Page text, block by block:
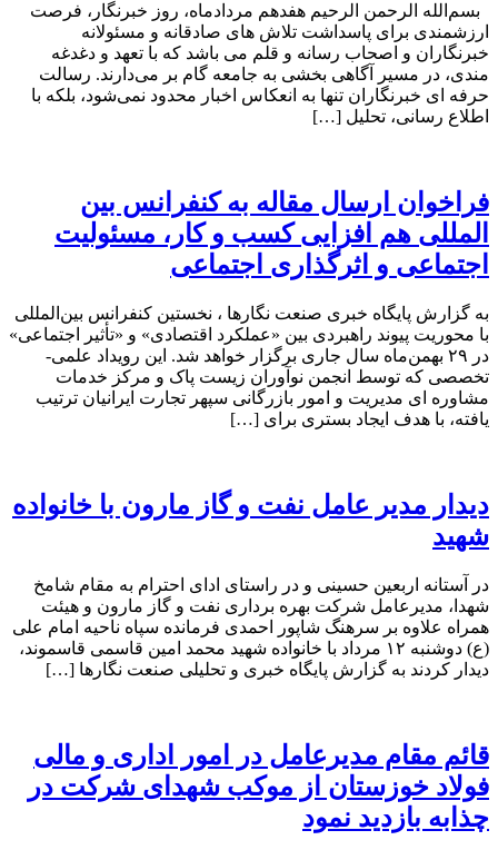
بسم‌الله الرحمن الرحیم هفدهم مردادماه، روز خبرنگار، فرصت
ارزشمندی برای پاسداشت تلاش‌ های صادقانه و مسئولانه
خبرنگاران و اصحاب رسانه و قلم می باشد که با تعهد و دغدغه‌
مندی، در مسیر آگاهی‌ بخشی به جامعه گام بر می‌دارند. رسالت
حرفه‌ ای خبرنگاران تنها به انعکاس اخبار محدود نمی‌شود، بلکه با
اطلاع رسانی، تحلیل […]
فراخوان ارسال مقاله به کنفرانس بین
المللی هم افزایی کسب و کار، مسئولیت
اجتماعی و اثرگذاری اجتماعی
به گزارش پایگاه خبری صنعت نگارها ، نخستین کنفرانس بین‌المللی
با محوریت پیوند راهبردی بین «عملکرد اقتصادی» و «تأثیر اجتماعی»
در ۲۹ بهمن‌ماه سال جاری برگزار خواهد شد. این رویداد علمی-
تخصصی که توسط انجمن نوآوران زیست پاک و مرکز خدمات
مشاوره ای مدیریت و امور بازرگانی سپهر تجارت ایرانیان ترتیب
یافته، با هدف ایجاد بستری برای […]
دیدار مدیر عامل نفت و گاز مارون با خانواده
شهید
در آستانه اربعین حسینی و در راستای ادای احترام به مقام شامخ
شهدا، مدیرعامل شرکت بهره برداری نفت و گاز مارون و هیئت
همراه علاوه بر سرهنگ شاپور احمدی فرمانده سپاه ناحیه امام علی
(ع) دوشنبه ۱۲ مرداد با خانواده شهید محمد امین قاسمی قاسموند،
دیدار کردند به گزارش پایگاه خبری و تحلیلی صنعت نگارها […]
قائم مقام مدیرعامل در امور اداری و مالی
فولاد خوزستان از موکب شهدای شرکت در
چذابه بازدید نمود